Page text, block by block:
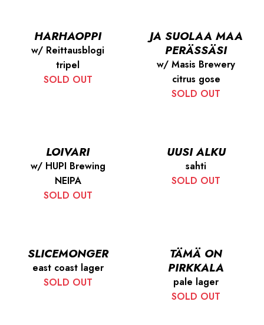
HARHAOPPI
w/ Reittausblogi
tripel
SOLD OUT
JA SUOLAA MAA
PERÄSSÄSI
w/ Masis Brewery
citrus gose
SOLD OUT
LOIVARI
w/ HUPI Brewing
NEIPA
SOLD OUT
UUSI ALKU
sahti
SOLD OUT
SLICEMONGER
east coast lager
SOLD OUT
TÄMÄ ON
PIRKKALA
pale lager
SOLD OUT